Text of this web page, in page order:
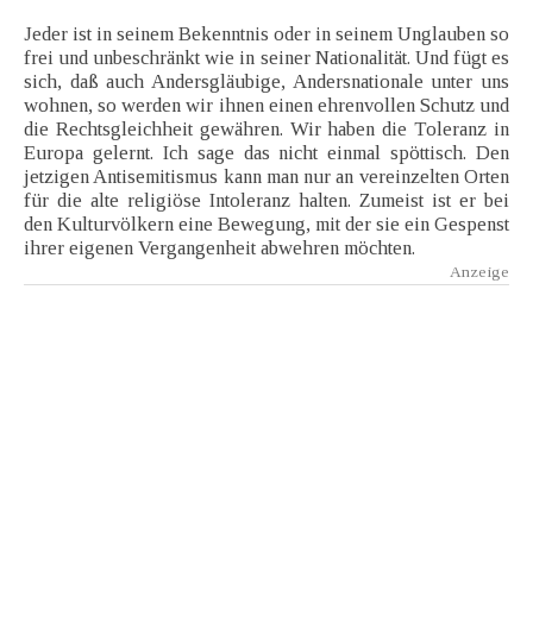
Jeder ist in seinem Bekenntnis oder in seinem Unglauben so
frei und unbeschränkt wie in seiner Nationalität. Und fügt es
sich, daß auch Andersgläubige, Andersnationale unter uns
wohnen, so werden wir ihnen einen ehrenvollen Schutz und
die Rechtsgleichheit gewähren. Wir haben die Toleranz in
Europa gelernt. Ich sage das nicht einmal spöttisch. Den
jetzigen Antisemitismus kann man nur an vereinzelten Orten
für die alte religiöse Intoleranz halten. Zumeist ist er bei
den Kulturvölkern eine Bewegung, mit der sie ein Gespenst
ihrer eigenen Vergangenheit abwehren möchten.